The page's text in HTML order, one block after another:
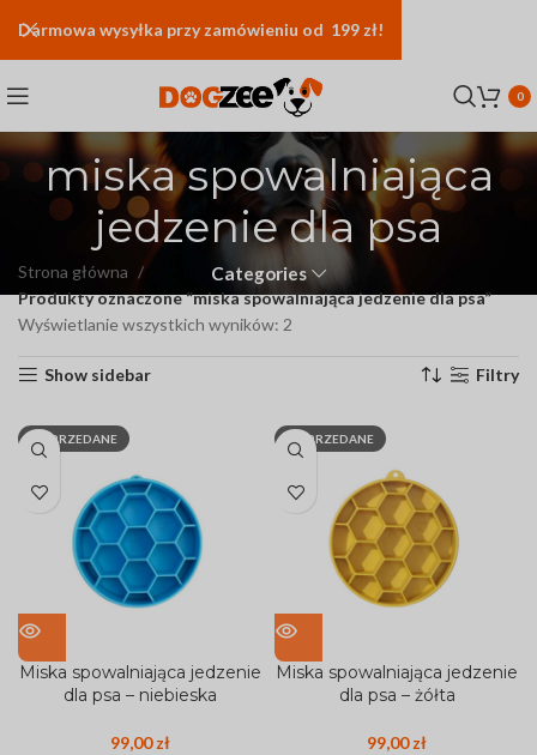
0
miska spowalniająca
jedzenie dla psa
Categories
Strona główna
Produkty oznaczone “miska spowalniająca jedzenie dla psa”
Wyświetlanie wszystkich wyników: 2
Show sidebar Filtry
WYPRZEDANE
Miska spowalniająca jedzenie
dla psa – niebieska
99,00zł
WYPRZEDANE
Miska spowalniająca jedzenie
dla psa – żółta
99,00zł
Darmowa wysyłka przy zamówieniu od 199 zł!